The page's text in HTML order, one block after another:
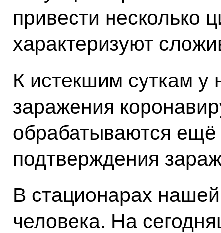
привести несколько
характеризуют
К истекшим суткам у
заражения
обрабатываются ещё
подтверждения
В стационарах
человека. На